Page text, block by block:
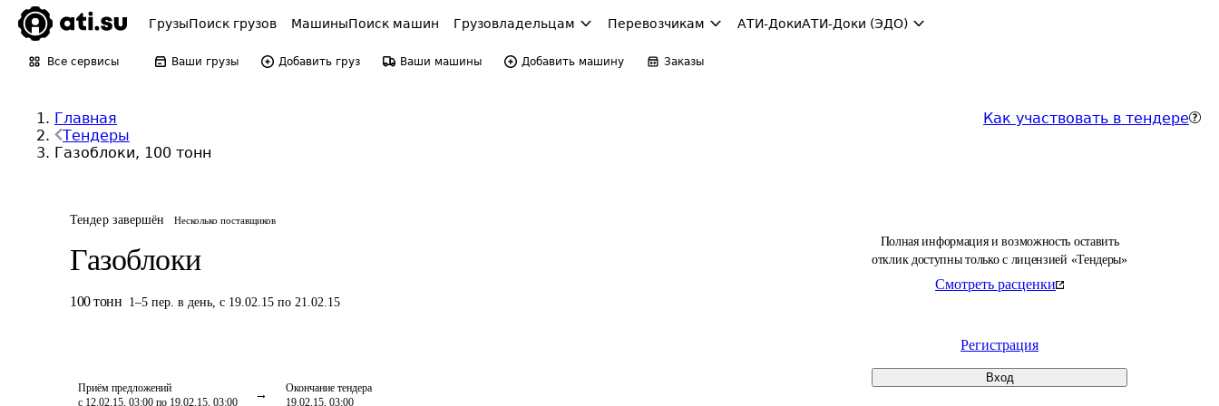
ГрузыПоиск грузов МашиныПоиск машин Грузовладельцам Перевозчикам АТИ-ДокиАТИ-Доки (ЭДО)
Все сервисы Ваши грузы Добавить груз Ваши машины Добавить машину Заказы
Главная
Тендеры
Газоблоки, 100 тонн
Как участвовать в тендере
Тендер завершён Несколько поставщиков
Газоблоки
100 тонн 1–5 пер. в день, с 19.02.15 по 21.02.15
Приём предложений
с 12.02.15, 03:00 по 19.02.15, 03:00
Окончание тендера
19.02.15, 03:00
Полная информация и возможность оставить
отклик доступны только с лицензией «Тендеры»
Смотреть расценки
Регистрация
Вход